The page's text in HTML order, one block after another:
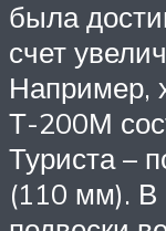
была
счет
Например,
Т-200М
Туриста –
(110 мм). В